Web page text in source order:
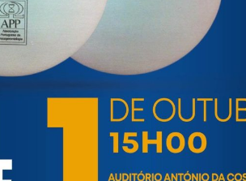
até ao final do dia 9 de outubro.
nosso e-mailgeral@fnerdm.pt ou do
nos com os melhores cumprimentos,